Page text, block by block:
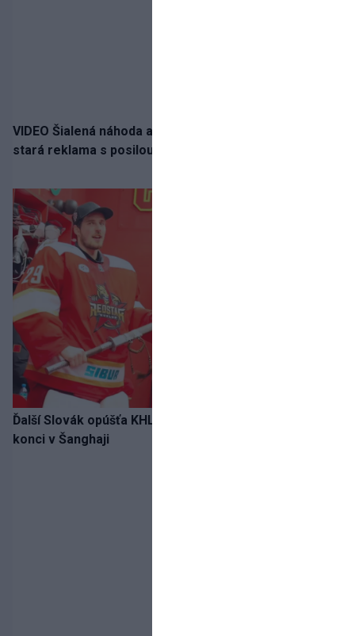
VIDEO Šialená náhoda alebo osud? Našla sa 11 rokov
stará reklama s posilou Slovana a trénerom Tourém
Ďalší Slovák opúšťa KHL. Patrik Rybár sa dohodol na
konci v Šanghaji